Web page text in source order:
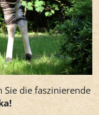
Sie die faszinierende